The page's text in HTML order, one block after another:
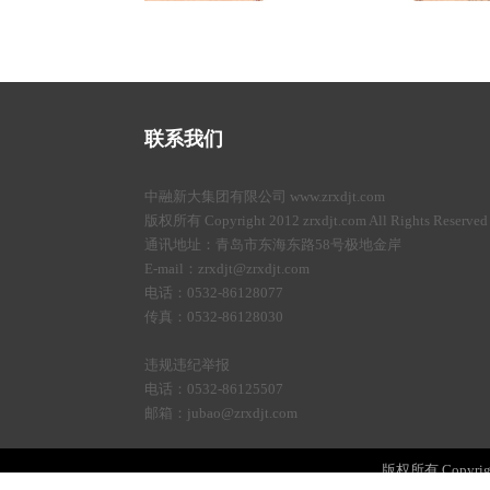
联系我们
中融新大集团有限公司 www.zrxdjt.com
版权所有 Copyright 2012 zrxdjt.com All Rights Reserved
通讯地址：青岛市东海东路58号极地金岸
E-mail：zrxdjt@zrxdjt.com
电话：0532-86128077
传真：0532-86128030
违规违纪举报
电话：0532-86125507
邮箱：jubao@zrxdjt.com
版权所有